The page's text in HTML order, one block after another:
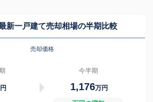
新一戸建て売却相場の半期比較
売却価格
今半期
1,176万円